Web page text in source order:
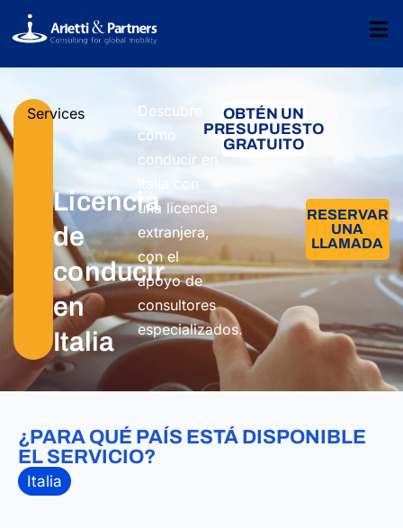
Services
Licencia
de
conducir
en
Italia
Descubre
cómo
conducir en
Italia con
una licencia
extranjera,
con el
apoyo de
consultores
especializados.
OBTÉN UN
PRESUPUESTO
GRATUITO
RESERVAR
UNA
LLAMADA
¿PARA QUÉ PAÍS ESTÁ DISPONIBLE
EL SERVICIO?
Italia